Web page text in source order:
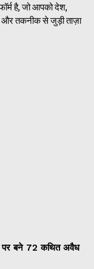
है, जो आपको देश,
और तकनीक से जुड़ी ताज़ा
पर बने 72 कथित अवैध